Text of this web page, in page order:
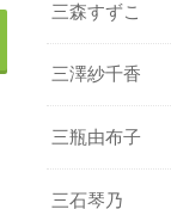
三森すずこ
三澤紗千香
三瓶由布子
三石琴乃